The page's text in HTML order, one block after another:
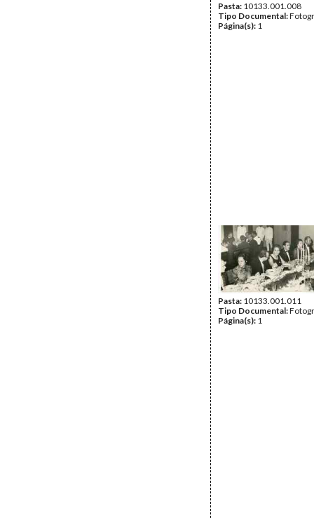
Pasta: 10133.001.008
Tipo Documental:
Página(s): 1
Pasta: 10133.001.011
Tipo Documental:
Página(s): 1